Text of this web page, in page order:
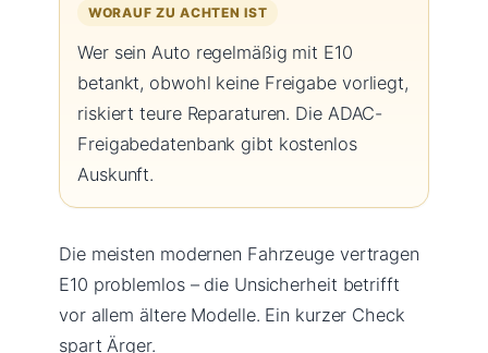
WORAUF ZU ACHTEN IST
Wer sein Auto regelmäßig mit E10
betankt, obwohl keine Freigabe vorliegt,
riskiert teure Reparaturen. Die ADAC-
Freigabedatenbank gibt kostenlos
Auskunft.
Die meisten modernen Fahrzeuge vertragen
E10 problemlos – die Unsicherheit betrifft
vor allem ältere Modelle. Ein kurzer Check
spart Ärger.